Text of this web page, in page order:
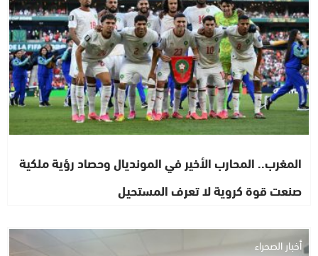
المغرب.. المحارب الأخير في المونديال وحصاد رؤية ملكية
صنعت قوة كروية لا تعرف المستحيل
أخبار الصحراء